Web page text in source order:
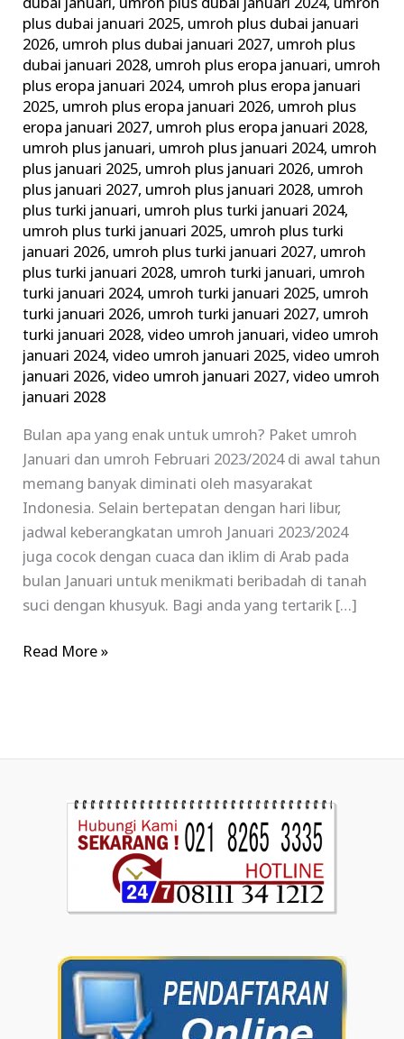
dubai januari, umroh plus dubai januari 2024, umroh
plus dubai januari 2025, umroh plus dubai januari
2026, umroh plus dubai januari 2027, umroh plus
dubai januari 2028, umroh plus eropa januari, umroh
plus eropa januari 2024, umroh plus eropa januari
2025, umroh plus eropa januari 2026, umroh plus
eropa januari 2027, umroh plus eropa januari 2028,
umroh plus januari, umroh plus januari 2024, umroh
plus januari 2025, umroh plus januari 2026, umroh
plus januari 2027, umroh plus januari 2028, umroh
plus turki januari, umroh plus turki januari 2024,
umroh plus turki januari 2025, umroh plus turki
januari 2026, umroh plus turki januari 2027, umroh
plus turki januari 2028, umroh turki januari, umroh
turki januari 2024, umroh turki januari 2025, umroh
turki januari 2026, umroh turki januari 2027, umroh
turki januari 2028,video umroh januari,video umroh
januari 2024,video umroh januari 2025,video umroh
januari 2026,video umroh januari 2027,video umroh
januari 2028
Bulan apa yang enak untuk umroh? Paket umroh
Januari dan umroh Februari 2023/2024 di awal tahun
memang banyak diminati oleh masyarakat
Indonesia. Selain bertepatan dengan hari libur,
jadwal keberangkatan umroh Januari 2023/2024
juga cocok dengan cuaca dan iklim di Arab pada
bulan Januari untuk menikmati beribadah di tanah
suci dengan khusyuk. Bagi anda yang tertarik […]
Read More »